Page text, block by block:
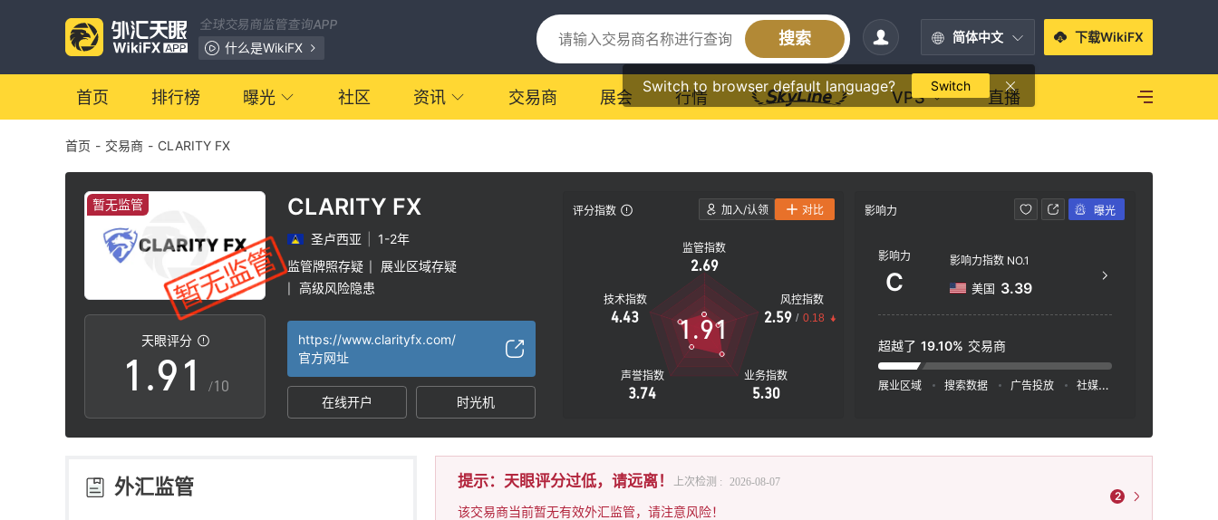
全球交易商监管查询APP
什么是WikiFX
搜索 简体中文
Switch to browser default language? Switch
下载WikiFX
首页 排行榜 曝光 社区 资讯 交易商 展会 行情 VPS 直播
首页 - 交易商 - CLARITY FX
暂无监管
天眼评分
0
1
2
3
.
3
4
5
7
8
9
0
1
2
3
/10
CLARITY FX
圣卢西亚
1-2年
监管牌照存疑
展业区域存疑
高级风险隐患
https://www.clarityfx.com/
官方网址
在线开户 时光机
评分指数
监管指数
2.69
技术指数
4.43
声誉指数
3.74
业务指数
5.30
风控指数
2.59 / 0.18
1.91
影响力
影响力
C
影响力指数 NO.1
美国 3.39
超越了 19.10% 交易商
展业区域 搜索数据 广告投放 社媒指数
加入/认领 对比 曝光
外汇监管 提示：天眼评分过低，请远离！ 上次检测 : 2026-08-07
该交易商当前暂无有效外汇监管，请注意风险！
2